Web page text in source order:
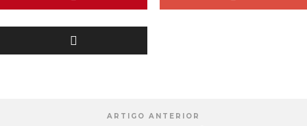
ARTIGO ANTERIOR